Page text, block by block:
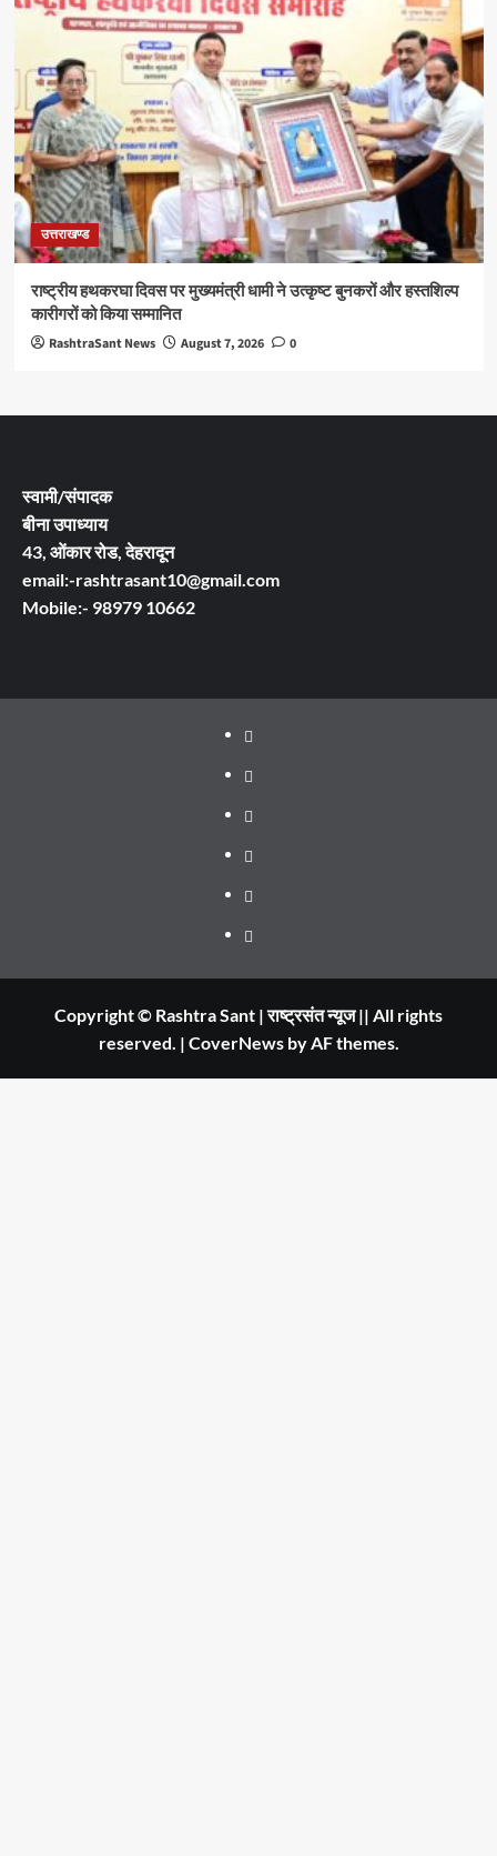
उत्तराखण्ड
राष्ट्रीय हथकरघा दिवस पर मुख्यमंत्री धामी ने उत्कृष्ट बुनकरों और हस्तशिल्प
कारीगरों को किया सम्मानित
RashtraSant News August 7, 2026 0
स्वामी/संपादक
बीना उपाध्याय
43, ओंकार रोड, देहरादून
email:-rashtrasant10@gmail.com
Mobile:- 98979 10662
About
WEB
SERIES
TO
Dehradun
Smart
City
Life
in
Dehradun
Places
to
in
Dehradun
सम्पर्क
Copyright © Rashtra Sant | राष्ट्रसंत न्यूज || All rights
reserved. | CoverNewsby AF themes.